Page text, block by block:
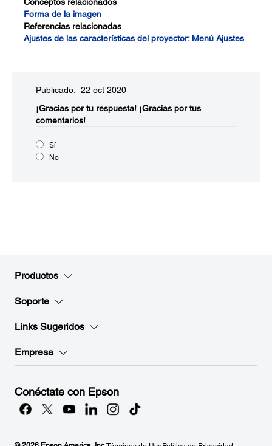
Forma de la imagen
Referencias relacionadas
Ajustes de las características del proyector: Menú Ajustes
Publicado: 22 oct 2020
¡Gracias por tu respuesta! ¡Gracias por tus
comentarios!
Sí
No
Productos
Soporte
Links Sugeridos
Empresa
Conéctate con Epson